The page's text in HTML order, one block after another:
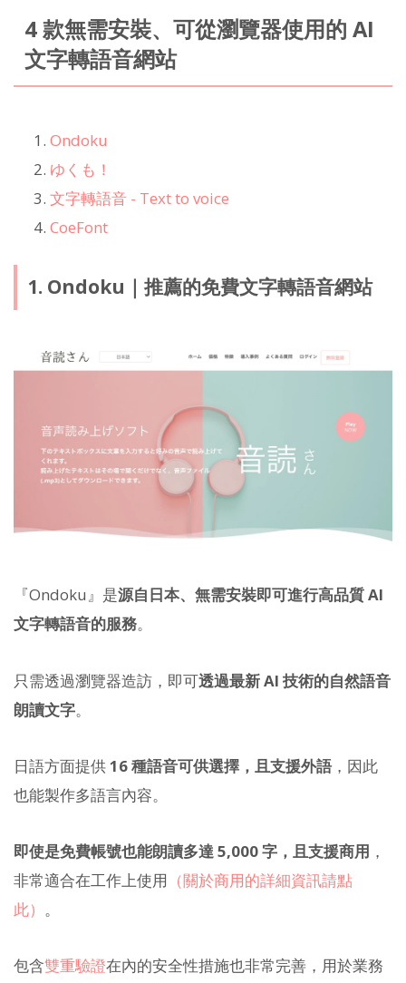
4 款無需安裝、可從瀏覽器使用的 AI
文字轉語音網站
Ondoku
ゆくも！
文字轉語音 - Text to voice
CoeFont
1. Ondoku｜推薦的免費文字轉語音網站
『Ondoku』是源自日本、無需安裝即可進行高品質 AI
文字轉語音的服務。
只需透過瀏覽器造訪，即可透過最新 AI 技術的自然語音
朗讀文字。
日語方面提供16 種語音可供選擇，且支援外語 ，因此
也能製作多語言內容。
即使是免費帳號也能朗讀多達 5,000 字，且支援商用 ，
非常適合在工作上使用 （關於商用的詳細資訊請點
此） 。
包含雙重驗證在內的安全性措施也非常完善，用於業務